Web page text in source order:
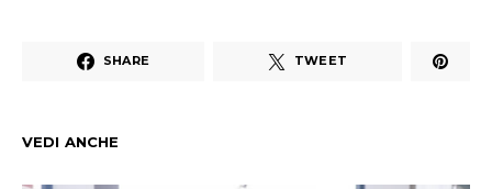
SHARE TWEET
VEDI ANCHE